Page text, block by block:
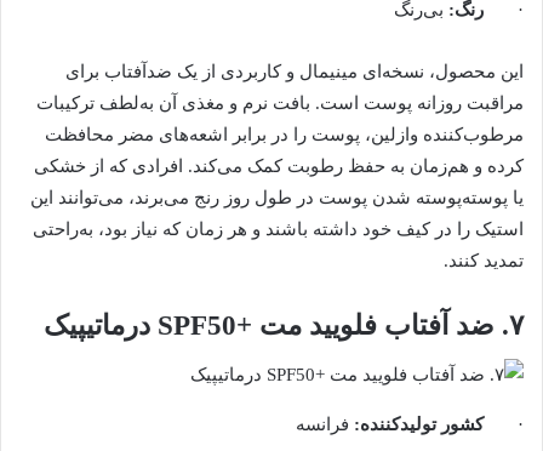
· رنگ: بی‌رنگ
این محصول، نسخه‌ای مینیمال و کاربردی از یک ضدآفتاب برای
مراقبت روزانه پوست است. بافت نرم و مغذی آن به‌لطف ترکیبات
مرطوب‌کننده وازلین، پوست را در برابر اشعه‌های مضر محافظت
کرده و هم‌زمان به حفظ رطوبت کمک می‌کند. افرادی که از خشکی
یا پوسته‌پوسته شدن پوست در طول روز رنج می‌برند، می‌توانند این
استیک را در کیف خود داشته باشند و هر زمان که نیاز بود، به‌راحتی
تمدید کنند.
۷. ضد آفتاب فلویید مت +SPF50 درماتیپیک
·کشور تولیدکننده: فرانسه